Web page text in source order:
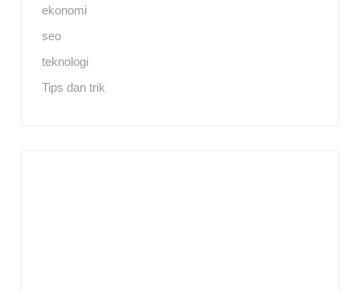
ekonomi
seo
teknologi
Tips dan trik